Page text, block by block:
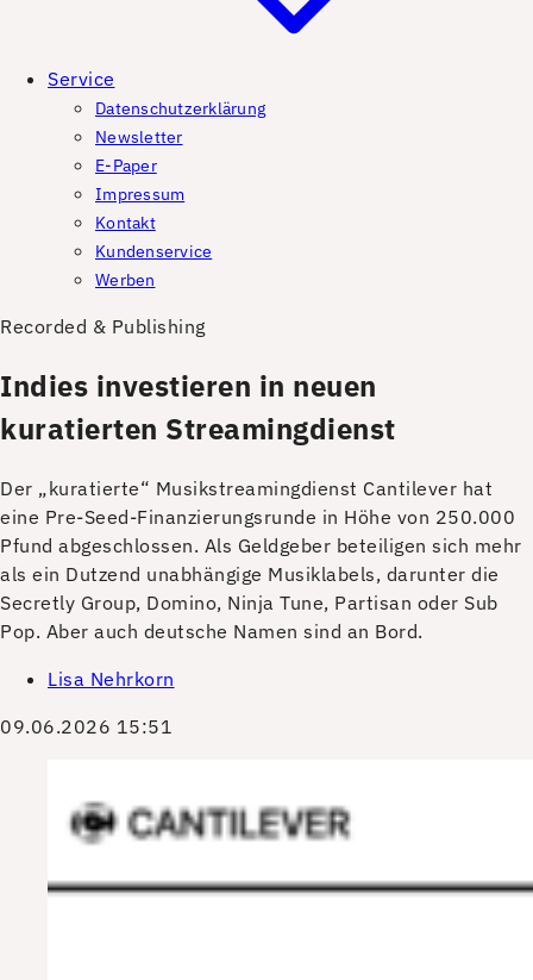
Service
Datenschutzerklärung
Newsletter
E-Paper
Impressum
Kontakt
Kundenservice
Werben
Recorded & Publishing
Indies investieren in neuen
kuratierten Streamingdienst
Der „kuratierte“ Musikstreamingdienst Cantilever hat
eine Pre-Seed-Finanzierungsrunde in Höhe von 250.000
Pfund abgeschlossen. Als Geldgeber beteiligen sich mehr
als ein Dutzend unabhängige Musiklabels, darunter die
Secretly Group, Domino, Ninja Tune, Partisan oder Sub
Pop. Aber auch deutsche Namen sind an Bord.
Lisa Nehrkorn
09.06.2026 15:51